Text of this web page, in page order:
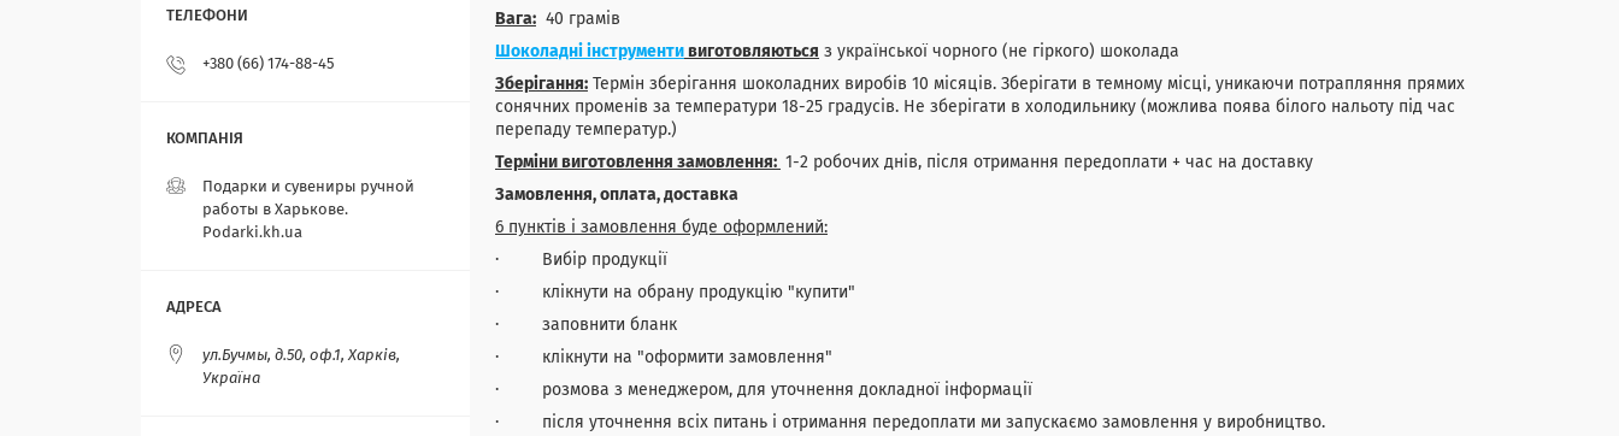
Вага: 40 грамів
Шоколадні інструменти виготовляються з української чорного (не гіркого) шоколада
Зберігання: Термін зберігання шоколадних виробів 10 місяців. Зберігати в темному місці, уникаючи потрапляння прямих
сонячних променів за температури 18-25 градусів. Не зберігати в холодильнику (можлива поява білого нальоту під час
перепаду температур.)
Терміни виготовлення замовлення: 1-2 робочих днів, після отримання передоплати + час на доставку
Замовлення, оплата, доставка
6 пунктів і замовлення буде оформлений:
· Вибір продукції
· клікнути на обрану продукцію "купити"
· заповнити бланк
· клікнути на "оформити замовлення"
· розмова з менеджером, для уточнення докладної інформації
· після уточнення всіх питань і отримання передоплати ми запускаємо замовлення у виробництво.
+380 (66) 174-88-45
Подарки и сувениры ручной
работы в Харькове.
Podarki.kh.ua
ул.Бучмы, д.50, оф.1, Харків,
Україна